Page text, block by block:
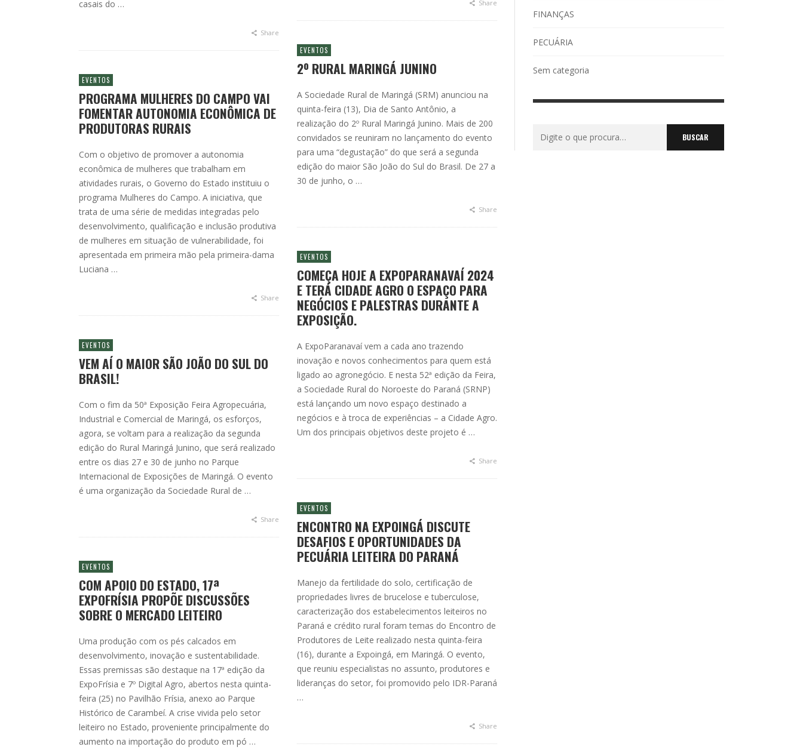
casais do …
Share
Share
EVENTOS
2º RURAL MARINGÁ JUNINO
A Sociedade Rural de Maringá (SRM) anunciou na
quinta-feira (13), Dia de Santo Antônio, a
realização do 2º Rural Maringá Junino. Mais de 200
convidados se reuniram no lançamento do evento
para uma “degustação” do que será a segunda
edição do maior São João do Sul do Brasil. De 27 a
30 de junho, o …
Share
EVENTOS
PROGRAMA MULHERES DO CAMPO VAI
FOMENTAR AUTONOMIA ECONÔMICA DE
PRODUTORAS RURAIS
Com o objetivo de promover a autonomia
econômica de mulheres que trabalham em
atividades rurais, o Governo do Estado instituiu o
programa Mulheres do Campo. A iniciativa, que
trata de uma série de medidas integradas pelo
desenvolvimento, qualificação e inclusão produtiva
de mulheres em situação de vulnerabilidade, foi
apresentada em primeira mão pela primeira-dama
Luciana …
Share
EVENTOS
COMEÇA HOJE A EXPOPARANAVAÍ 2024
E TERÁ CIDADE AGRO O ESPAÇO PARA
NEGÓCIOS E PALESTRAS DURANTE A
EXPOSIÇÃO.
A ExpoParanavaí vem a cada ano trazendo
inovação e novos conhecimentos para quem está
ligado ao agronegócio. E nesta 52ª edição da Feira,
a Sociedade Rural do Noroeste do Paraná (SRNP)
está lançando um novo espaço destinado a
negócios e à troca de experiências – a Cidade Agro.
Um dos principais objetivos deste projeto é …
Share
EVENTOS
VEM AÍ O MAIOR SÃO JOÃO DO SUL DO
BRASIL!
Com o fim da 50ª Exposição Feira Agropecuária,
Industrial e Comercial de Maringá, os esforços,
agora, se voltam para a realização da segunda
edição do Rural Maringá Junino, que será realizado
entre os dias 27 e 30 de junho no Parque
Internacional de Exposições de Maringá. O evento
é uma organização da Sociedade Rural de …
Share
EVENTOS
ENCONTRO NA EXPOINGÁ DISCUTE
DESAFIOS E OPORTUNIDADES DA
PECUÁRIA LEITEIRA DO PARANÁ
Manejo da fertilidade do solo, certificação de
propriedades livres de brucelose e tuberculose,
caracterização dos estabelecimentos leiteiros no
Paraná e crédito rural foram temas do Encontro de
Produtores de Leite realizado nesta quinta-feira
(16), durante a Expoingá, em Maringá. O evento,
que reuniu especialistas no assunto, produtores e
lideranças do setor, foi promovido pelo IDR-Paraná
…
Share
EVENTOS
COM APOIO DO ESTADO, 17ª
EXPOFRÍSIA PROPÕE DISCUSSÕES
SOBRE O MERCADO LEITEIRO
Uma produção com os pés calcados em
desenvolvimento, inovação e sustentabilidade.
Essas premissas são destaque na 17ª edição da
ExpoFrísia e 7º Digital Agro, abertos nesta quinta-
feira (25) no Pavilhão Frísia, anexo ao Parque
Histórico de Carambeí. A crise vivida pelo setor
leiteiro no Estado, proveniente principalmente do
aumento na importação do produto em pó …
FINANÇAS
PECUÁRIA
Sem categoria